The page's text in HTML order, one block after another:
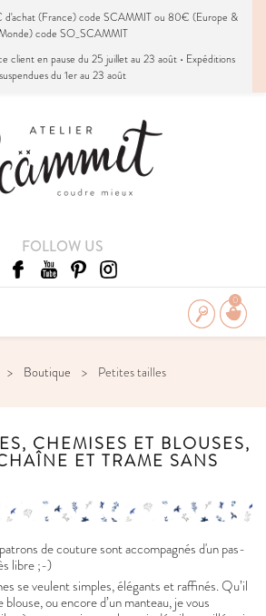
d'achat (France) code SCAMMIT ou 80€ (Europe &
code SO_SCAMMIT
client en pause du 25 juillet au 23 août • Expéditions
suspendues du 1er au 23 août
FOLLOW US
0
Boutique Petites tailles
CHEMISES ET BLOUSES,
ET TRAME SANS
de couture sont accompagnés d'un pas-
libre ;-)
se veulent simples, élégants et raffinés. Qu’il
blouse, ou encore d’un manteau, je vous